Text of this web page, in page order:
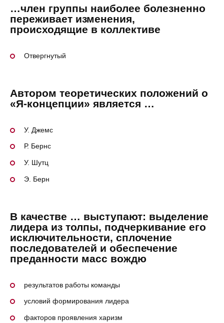
…член группы наиболее болезненно
переживает изменения,
происходящие в коллективе
Отвергнутый
Автором теоретических положений о
«Я-концепции» является …
У. Джемс
Р. Бернс
У. Шутц
Э. Берн
В качестве … выступают: выделение
лидера из толпы, подчеркивание его
исключительности, сплочение
последователей и обеспечение
преданности масс вождю
результатов работы команды
условий формирования лидера
факторов проявления харизм